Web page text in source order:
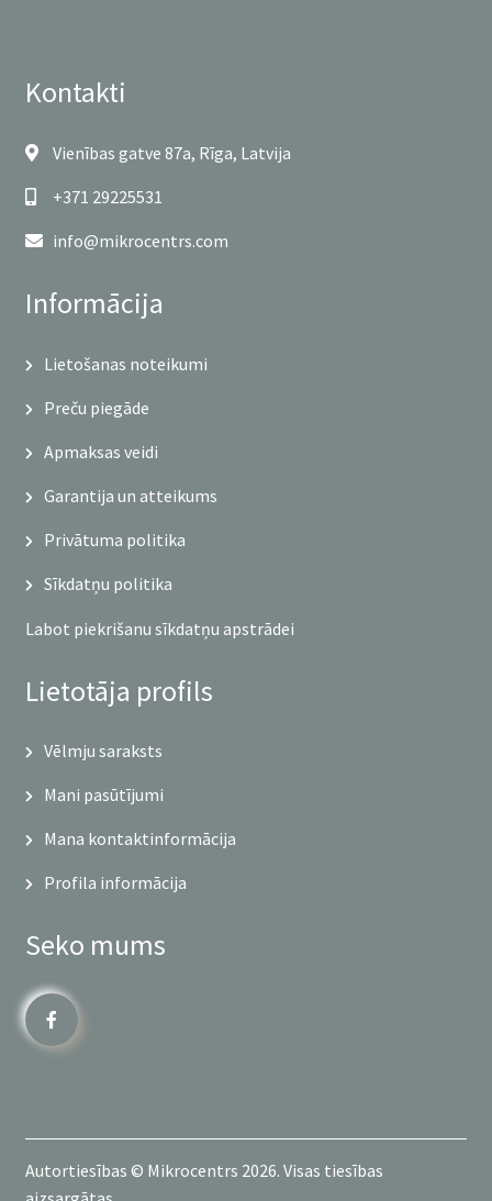
Kontakti
Vienības gatve 87a, Rīga, Latvija
+371 29225531
info@mikrocentrs.com
Informācija
Lietošanas noteikumi
Preču piegāde
Apmaksas veidi
Garantija un atteikums
Privātuma politika
Sīkdatņu politika
Labot piekrišanu sīkdatņu apstrādei
Lietotāja profils
Vēlmju saraksts
Mani pasūtījumi
Mana kontaktinformācija
Profila informācija
Seko mums
Autortiesības © Mikrocentrs 2026. Visas tiesības